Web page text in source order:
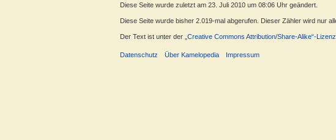
Diese Seite wurde zuletzt am 23. Juli 2010 um 08:06 Uhr geändert.
Diese Seite wurde bisher 2.019-mal abgerufen. Dieser Zähler wird nur
Der Text ist unter der „Creative Commons Attribution/Share-Alike“-Lizenz
Datenschutz Über Kamelopedia Impressum